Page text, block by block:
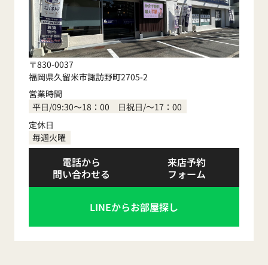
〒830-0037
福岡県久留米市諏訪野町2705-2
営業時間
平日/09:30～18：00 日祝日/～17：00
定休日
毎週火曜
電話から
問い合わせる
来店予約
フォーム
LINEからお部屋探し